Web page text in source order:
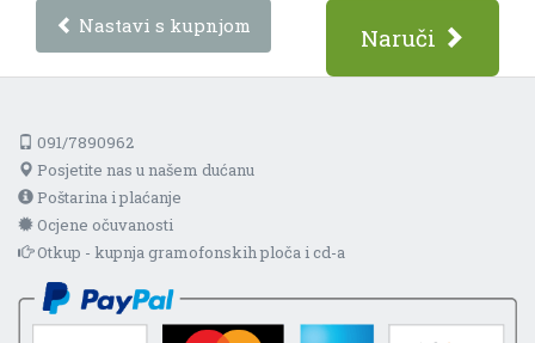
Nastavi s kupnjom Naruči
091/7890962
Posjetite nas u našem dućanu
Poštarina i plaćanje
Ocjene očuvanosti
Otkup - kupnja gramofonskih ploča i cd-a